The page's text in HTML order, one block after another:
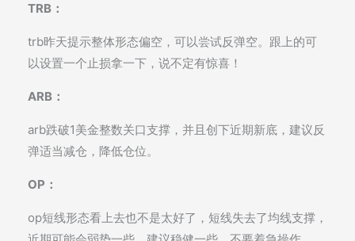
TRB：
trb昨天提示整体形态偏空，可以尝试反弹空。跟上的可
以设置一个止损拿一下，说不定有惊喜！
ARB：
arb跌破1美金整数关口支撑，并且创下近期新底，建议反
弹适当减仓，降低仓位。
OP：
op短线形态看上去也不是太好了，短线失去了均线支撑，